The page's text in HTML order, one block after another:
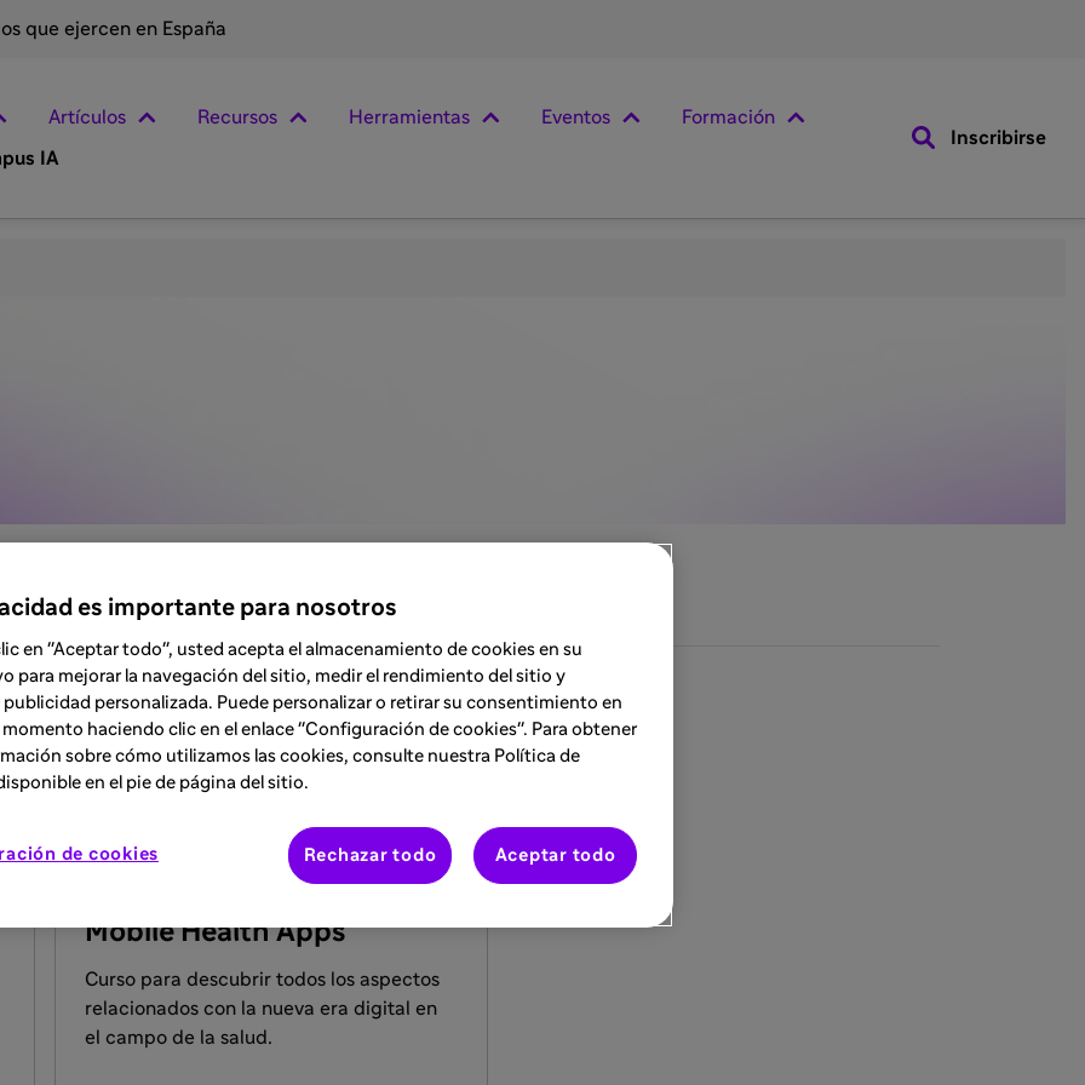
que ejercen en España
Artículos Recursos Herramientas Eventos Formación
IA
Inscribirse
Formación
FORMACIÓN
Mobile Health Apps
Curso para descubrir todos los aspectos
relacionados con la nueva era digital en
el campo de la salud.
es importante para nosotros
en "Aceptar todo", usted acepta el almacenamiento de cookies en su
para mejorar la navegación del sitio, medir el rendimiento del sitio y
publicidad personalizada. Puede personalizar o retirar su consentimiento en
haciendo clic en el enlace "Configuración de cookies". Para obtener
sobre cómo utilizamos las cookies, consulte nuestra Política de
en el pie de página del sitio.
de cookies Rechazar todo Aceptar todo